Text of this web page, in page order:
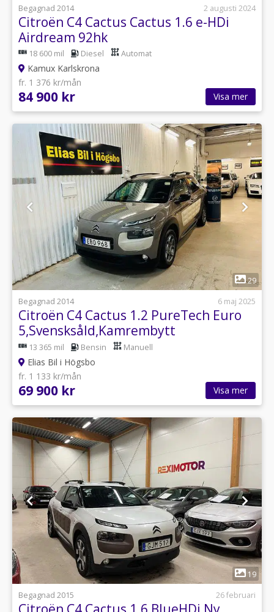
Begagnad 2014
2 augusti 2024
Citroën C4 Cactus Cactus 1.6 e-HDi
Airdream 92hk
18 600 mil Diesel Automat
Kamux Karlskrona
fr. 1 376 kr/mån
84 900 kr Visa mer
1
29
Begagnad 2014
6 maj 2025
Citroën C4 Cactus 1.2 PureTech Euro
5,Svensksåld,Kamrembytt
13 365 mil Bensin Manuell
Elias Bil i Högsbo
fr. 1 133 kr/mån
69 900 kr Visa mer
19
Begagnad 2015
26 februari